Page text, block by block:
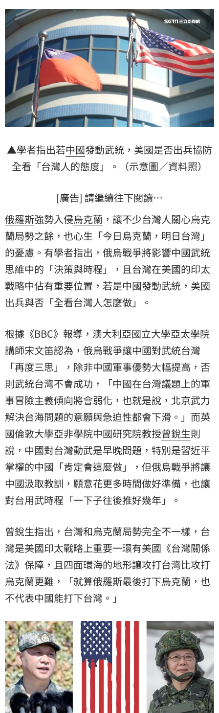
▲學者指出若中國發動武統，美國是否出兵協防
全看「台灣人的態度」。（示意圖／資料照）
[廣告] 請繼續往下閱讀…
俄羅斯強勢入侵烏克蘭 ，讓不少台灣人關心烏克
蘭局勢之餘，也心生「今日烏克蘭，明日台灣」
的憂慮。有學者指出，俄烏戰爭將影響中國武統
思維中的「決策與時程」，且台灣在美國的印太
戰略中佔有重要位置，若是中國發動武統，美國
出兵與否「全看台灣人怎麼做」。
根據《BBC》報導，澳大利亞國立大學亞太學院
講師宋文笛認為，俄烏戰爭讓中國對武統台灣
「再度三思」，除非中國軍事優勢大幅提高，否
則武統台灣不會成功，「中國在台灣議題上的軍
事冒險主義傾向將會弱化，也就是說，北京武力
解決台海問題的意願與急迫性都會下滑。」而英
國倫敦大學亞非學院中國研究院教授曾銳生則
說，中國對台灣動武是早晚問題，特別是習近平
掌權的中國「肯定會這麼做」，但俄烏戰爭將讓
中國汲取教訓，願意花更多時間做好準備，也讓
對台用武時程「一下子往後推好幾年」。
曾銳生指出，台灣和烏克蘭局勢完全不一樣，台
灣是美國印太戰略上重要一環有美國《台灣關係
法》保障，且四面環海的地形讓攻打台灣比攻打
烏克蘭更難，「就算俄羅斯最後打下烏克蘭，也
不代表中國能打下台灣。」